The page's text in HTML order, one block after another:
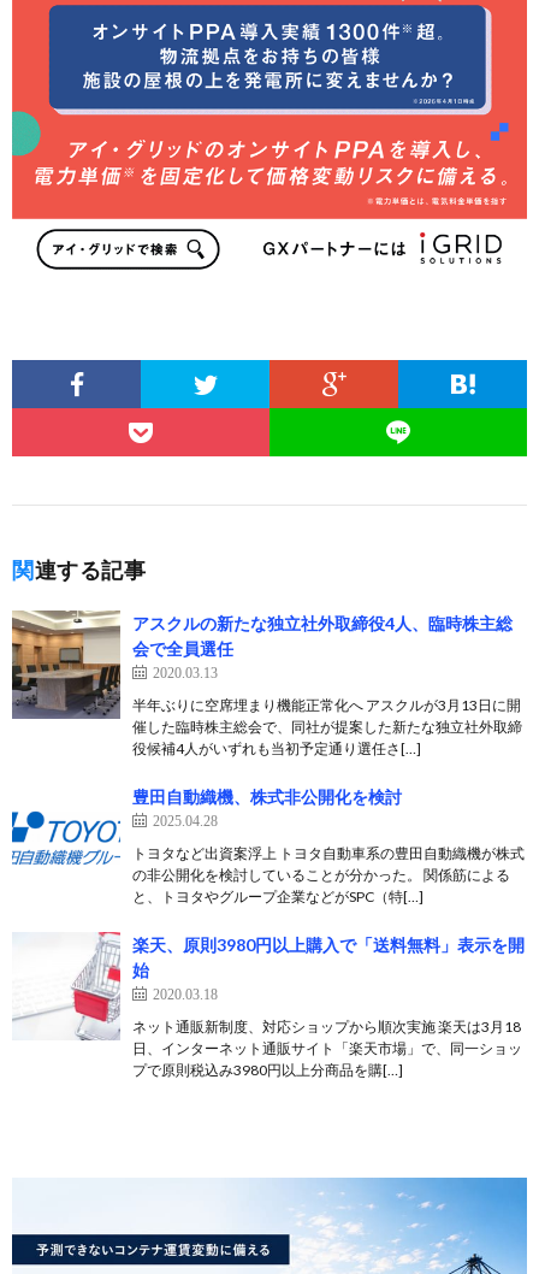
関連する記事
アスクルの新たな独立社外取締役4人、臨時株主総
会で全員選任
2020.03.13
半年ぶりに空席埋まり機能正常化へ アスクルが3月13日に開
催した臨時株主総会で、同社が提案した新たな独立社外取締
役候補4人がいずれも当初予定通り選任さ[…]
豊田自動織機、株式非公開化を検討
2025.04.28
トヨタなど出資案浮上 トヨタ自動車系の豊田自動織機が株式
の非公開化を検討していることが分かった。 関係筋による
と、トヨタやグループ企業などがSPC（特[…]
楽天、原則3980円以上購入で「送料無料」表示を開
始
2020.03.18
ネット通販新制度、対応ショップから順次実施 楽天は3月18
日、インターネット通販サイト「楽天市場」で、同一ショッ
プで原則税込み3980円以上分商品を購[…]